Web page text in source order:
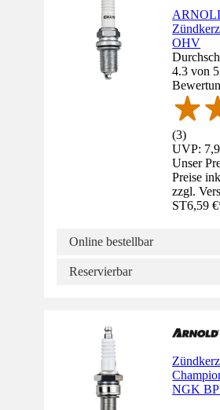
OHV
4.3 von
(3)
UVP:
Unser
Preise
zzgl.
ST6,59 €
Online bestellbar
Reservierbar
NGK